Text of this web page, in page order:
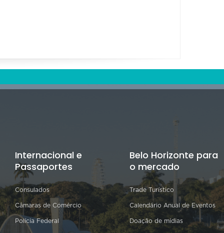
Internacional e
Passaportes
Consulados
Câmaras de Comércio
Polícia Federal
Belo Horizonte para
o mercado
Trade Turístico
Calendário Anual de Eventos
Doação de mídias